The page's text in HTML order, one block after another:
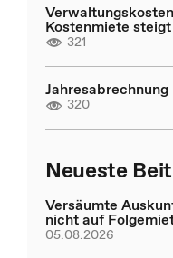
Kostenmiete
321
320
Neueste
Versäumte
nicht auf
05.08.2026